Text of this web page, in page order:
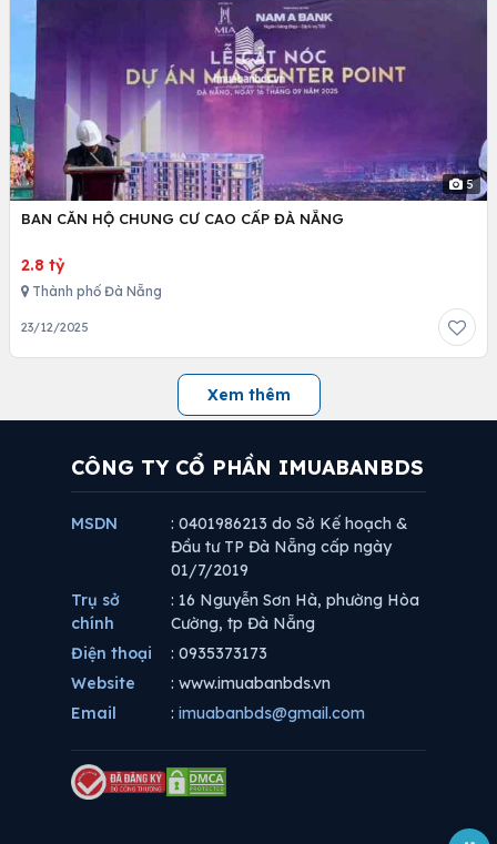
5
BAN CĂN HỘ CHUNG CƯ CAO CẤP ĐÀ NẴNG
2.8 tỷ
Thành phố Đà Nẵng
23/12/2025
Xem thêm
CÔNG TY CỔ PHẦN IMUABANBDS
MSDN
: 0401986213 do Sở Kế hoạch &
Đầu tư TP Đà Nẵng cấp ngày
01/7/2019
Trụ sở
chính
: 16 Nguyễn Sơn Hà, phường Hòa
Cường, tp Đà Nẵng
Điện thoại
: 0935373173
Website
: www.imuabanbds.vn
Email
: imuabanbds@gmail.com